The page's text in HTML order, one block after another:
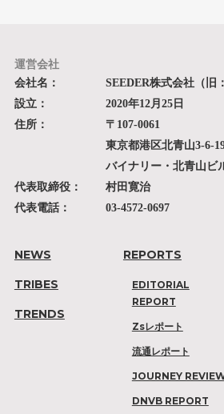
運営会社
会社名：
SEEDER株式会社（旧
設立：
2020年12月25日
住所：
〒107-0061
東京都港区北青山3-6-
バイナリー・北青山ビ
代表取締役：
村田寛治
代表電話：
03-4572-0697
NEWS
TRIBES
TRENDS
REPORTS
EDITORIAL
REPORT
Zsレポート
流通レポート
JOURNEY
DNVB REPORT